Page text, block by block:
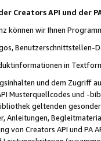
Creators API und der
können wir Ihnen
Benutzerschnittstellen-
in
und dem Zugriff
Musterquellcodes und
geltenden
Anleitungen,
von Creators API und PA